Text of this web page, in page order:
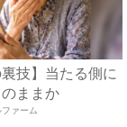
裏技】当たる側に
ままか
ァーム